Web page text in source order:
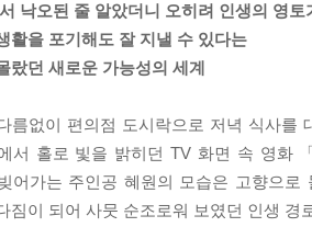
그을려 있다는 것 정도다.
처음이었지만 이전 직장이 공공기관이
라도 큰 격차다. 말 그대로 블루오션인
보, 학예, 기록관리, 번역, 건축 등 생각
낙오된 줄 알았더니 오히려 인생의 영
활을 포기해도 잘 지낼 수 있다는
랐던 새로운 가능성의 세계
름없이 편의점 도시락으로 저녁 식사를
서 홀로 빛을 밝히던 TV 화면 속 영화
어가는 주인공 혜원의 모습은 고향으로
짐이 되어 사뭇 순조로워 보였던 인생 경